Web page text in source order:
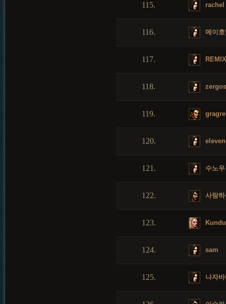
115. rachel
116. 메이
117. REMIX
118.
119. gragre
120. eleven
121. 수노우
122. 사랑
123.
124. sam
125. 나자